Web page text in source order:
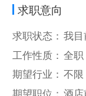
求职意向
求职状态： 我
工作性质： 全职
期望行业： 不限
期望职位： 酒